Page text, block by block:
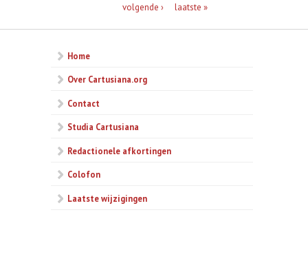
volgende ›
laatste »
Home
Over Cartusiana.org
Contact
Studia Cartusiana
Redactionele afkortingen
Colofon
Laatste wijzigingen